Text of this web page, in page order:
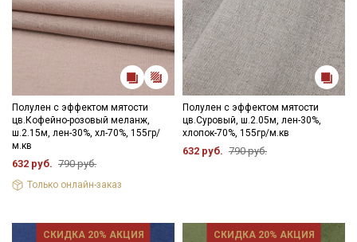
Цветопередача может отличаться от оригинального цвета
ткани в зависимости от настроек вашего монитора.
Полулен с эффектом мятости
цв.Кофейно-розовый меланж,
ш.2.15м, лен-30%, хл-70%, 155гр/
м.кв
632 руб. 790 руб.
Только онлайн-заказ
Полулен с эффектом мятости
цв.Суровый, ш.2.05м, лен-30%,
хлопок-70%, 155гр/м.кв
632 руб. 790 руб.
СКИДКА 20% АКЦИЯ СКИДКА 20% АКЦИЯ